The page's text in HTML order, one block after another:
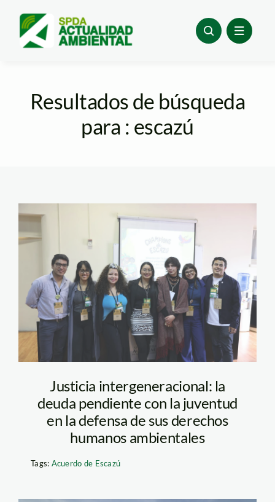
content
Resultados de búsqueda
para : escazú
d13696d7-5931-
45d7-8124-
face9eaddb54
Justicia intergeneracional: la
deuda pendiente con la juventud
en la defensa de sus derechos
humanos ambientales
Tags: Acuerdo de Escazú